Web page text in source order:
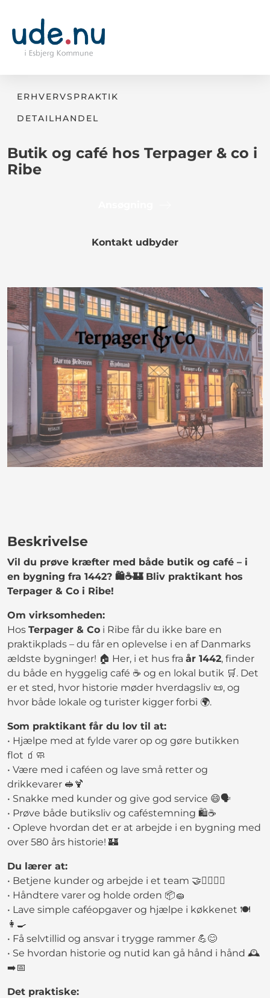
ERHVERVSPRAKTIK
DETAILHANDEL
Butik og café hos Terpager & co i
Ribe
Kontakt udbyder
Beskrivelse
Vil du prøve kræfter med både butik og café – i
en bygning fra 1442? 🛍️☕🏰 Bliv praktikant hos
Terpager & Co i Ribe!
Om virksomheden:
Hos Terpager & Co i Ribe får du ikke bare en
praktikplads – du får en oplevelse i en af Danmarks
ældste bygninger! 🏠 Her, i et hus fra år 1442, finder
du både en hyggelig café ☕ og en lokal butik 🛒. Det
er et sted, hvor historie møder hverdagsliv 📜, og
hvor både lokale og turister kigger forbi 🌍.
Som praktikant får du lov til at:
• Hjælpe med at fylde varer op og gøre butikken
flot 🧃🧼
• Være med i caféen og lave små retter og
drikkevarer 🥪🍹
• Snakke med kunder og give god service 😄🗣️
• Prøve både butiksliv og caféstemning 🛍️☕
• Opleve hvordan det er at arbejde i en bygning med
over 580 års historie! 🏰
Du lærer at:
• Betjene kunder og arbejde i et team 🤝🧍‍♀️🧍‍♂️
• Håndtere varer og holde orden 📦🧽
• Lave simple caféopgaver og hjælpe i køkkenet 🍽️
👩‍🍳
• Få selvtillid og ansvar i trygge rammer 💪😊
• Se hvordan historie og nutid kan gå hånd i hånd 🕰️
➡️📅
Det praktiske: